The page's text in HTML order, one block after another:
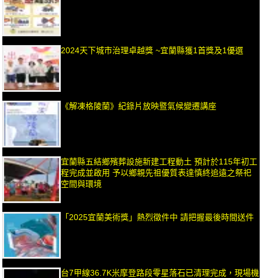
2024天下城市治理卓越獎 ~宜蘭縣獲1首獎及1優選
《解凍格陵蘭》紀錄片放映暨氣候變遷講座
宜蘭縣五結鄉殯葬設施新建工程動土 預計於115年初工
程完成並啟用 予以鄉親先祖優質表達慎終追遠之祭祀
空間與環境
「2025宜蘭美術獎」熱烈徵件中 請把握最後時間送件
台7甲線36.7K米摩登路段零星落石已清理完成，現場機